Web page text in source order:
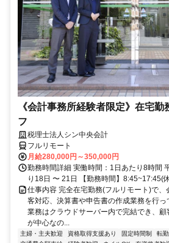
《会計事務所経験者限定》在宅勤
フ
税理士法人シン中央会計
フルリモート
月給280,000円～350,000円
勤務時間詳細 実働時間：1日あたり8時間
り18日 〜 21日 【勤務時間】8:45~17:45(
仕事内容 完全在宅勤務(フルリモート)で
客対応、決算書や申告書の作成業務を行
業務はクラウドサーバー内で完結でき、
が中心なの...
主婦・主夫歓迎 資格取得支援あり 固定時間制 転